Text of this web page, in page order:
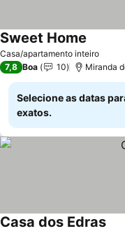
Casa/apartamento inteiro
Sweet Home
7,8 Boa 10 Miranda
Selecione as datas
exatos.
Casa dos Edras